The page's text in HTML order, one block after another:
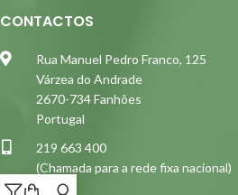
CONTACTOS
Rua Manuel Pedro Franco, 125
Várzea do Andrade
2670-734 Fanhões
Portugal
219 663 400
(Chamada para a rede fixa nacional)